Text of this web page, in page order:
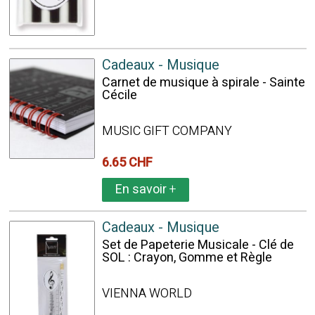
Cadeaux - Musique
Carnet de musique à spirale - Sainte
Cécile
MUSIC GIFT COMPANY
6.65 CHF
En savoir+
Cadeaux - Musique
Set de Papeterie Musicale - Clé de
SOL : Crayon, Gomme et Règle
VIENNA WORLD